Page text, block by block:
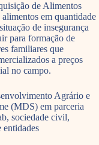
de Alimentos
em quantidade
de insegurança
para formação de
familiares que
a preços
no campo.
Agrário e
(MDS) em parceria
sociedade civil,
entidades